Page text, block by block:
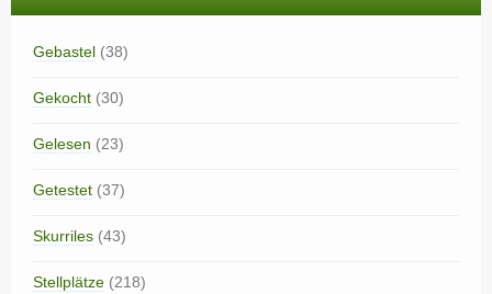
Gebastel (38)
Gekocht (30)
Gelesen (23)
Getestet (37)
Skurriles (43)
Stellplätze (218)